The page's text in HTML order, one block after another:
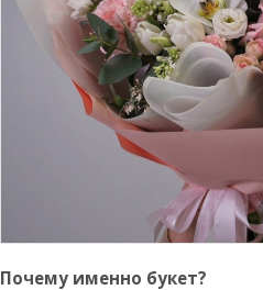
Почему именно букет?